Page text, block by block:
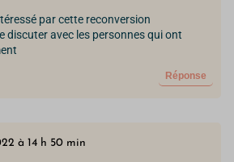
par cette reconversion
discuter avec les personnes qui ont
Réponse
à 14 h 50 min